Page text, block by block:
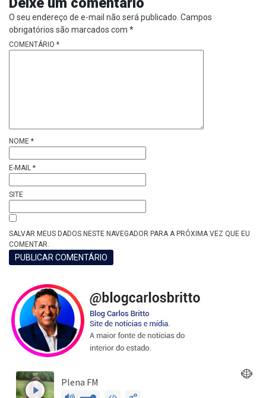
O seu endereço de e-mail não será publicado. Campos
obrigatórios são marcados com *
COMENTÁRIO *
NOME *
E-MAIL *
SITE
SALVAR MEUS DADOS NESTE NAVEGADOR PARA A PRÓXIMA VEZ QUE EU
COMENTAR.